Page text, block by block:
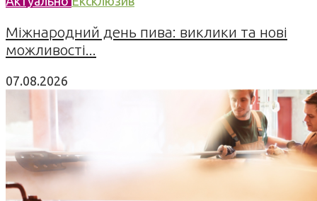
Міжнародний день пива: виклики та нові
можливості...
07.08.2026